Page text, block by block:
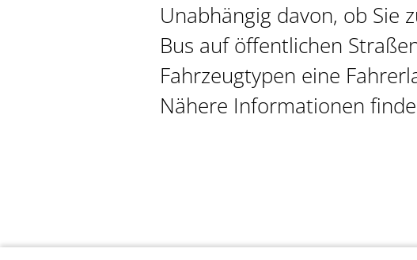
Unabhängig davon, ob Sie
Bus auf öffentlichen
Fahrzeugtypen eine
Nähere Informationen